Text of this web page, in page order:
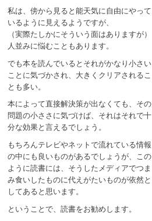
私は、傍から見ると能天気に自由にやって
いるように見えるようですが、
（実際たしかにそういう面はありますが）
人並みに悩むこともあります。
でも本を読んでいるとそれがかなり小さい
ことに気づかされ、大きくクリアされるこ
とも多い。
本によって直接解決策が出なくても、その
問題の小ささに気づけば、それはそれで十
分な効果と言えるでしょう。
もちろんテレビやネットで流れている情報
の中にも良いものがあるでしょうが、この
ように読書には、そうしたメディアでつま
み食いしたものに代えがたいものが依然と
してあると思います。
ということで、読書をお勧めします。